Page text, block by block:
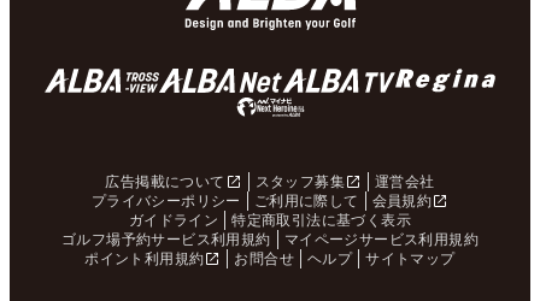
広告掲載について スタッフ募集
運営会社
プライバシーポリシー
ご利用に際して
会員規約
ガイドライン
特定商取引法に基づく表示
ゴルフ場予約サービス利用規約
マイページサービス利用規約
ポイント利用規約
お問合せ ヘルプ サイトマップ